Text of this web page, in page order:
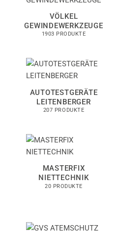
VÖLKEL
GEWINDEWERKZEUGE
1903 PRODUKTE
AUTOTESTGERÄTE
LEITENBERGER
207 PRODUKTE
MASTERFIX
NIETTECHNIK
20 PRODUKTE